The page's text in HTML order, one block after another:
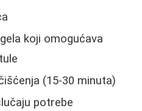
koji omogućava
(15-30 minuta)
potrebe